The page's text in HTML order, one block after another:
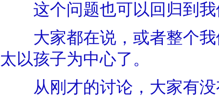
这个问题也可以回归到我
大家都在说，或者整个我
太以孩子为中心了。
从刚才的讨论，大家有没